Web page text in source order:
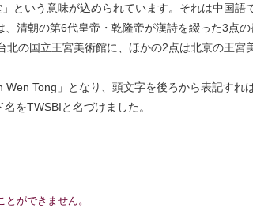
という意味が込められています。それは中国
清朝の第6代皇帝・乾隆帝が漢詩を綴った3点
の国立王宮美術館に、ほかの2点は北京の王宮
Tong」となり、頭文字を後ろから表記す
をTWSBIと名づけました。
ができません。